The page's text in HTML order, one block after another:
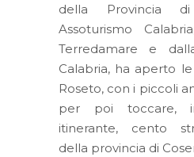
della Provincia
Assoturismo
Terredamare e
Calabria, ha aperto
Roseto, con i piccoli
per poi toccare,
itinerante, cento
della provincia di